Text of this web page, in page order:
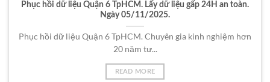
Phục hồi dữ liệu Quận 6 TpHCM. Lấy dữ liệu gấp 24H an toàn.
Ngày 05/11/2025.
Phục hồi dữ liệu Quận 6 TpHCM. Chuyên gia kinh nghiệm hơn
20 năm tư...
READ MORE